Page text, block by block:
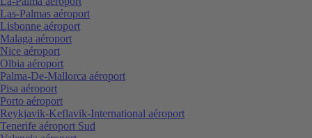
Las-Palmas aéroport
Lisbonne aéroport
Malaga aéroport
Nice aéroport
Olbia aéroport
Palma-De-Mallorca aéroport
Pisa aéroport
Porto aéroport
Reykjavik-Keflavik-International aéroport
Tenerife aéroport Sud